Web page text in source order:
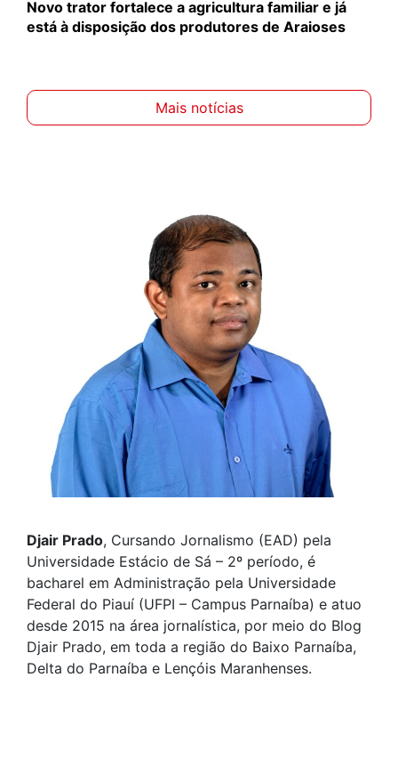
Novo trator fortalece a agricultura familiar e já
está à disposição dos produtores de Araioses
Mais notícias
Djair Prado, Cursando Jornalismo (EAD) pela
Universidade Estácio de Sá – 2º período, é
bacharel em Administração pela Universidade
Federal do Piauí (UFPI – Campus Parnaíba) e atuo
desde 2015 na área jornalística, por meio do Blog
Djair Prado, em toda a região do Baixo Parnaíba,
Delta do Parnaíba e Lençóis Maranhenses.